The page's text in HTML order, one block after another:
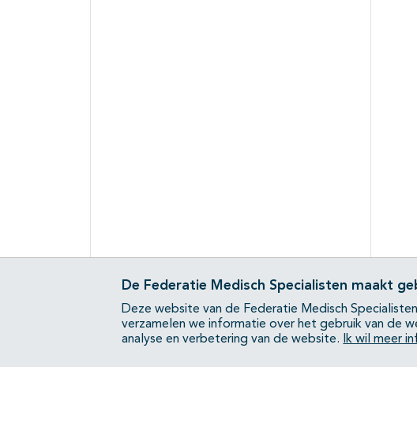
De Federatie Medisch Specialisten maakt
Deze website van de Federatie Medisch
verzamelen we informatie over het gebruik van de
analyse en verbetering van de website.
Ik wil meer